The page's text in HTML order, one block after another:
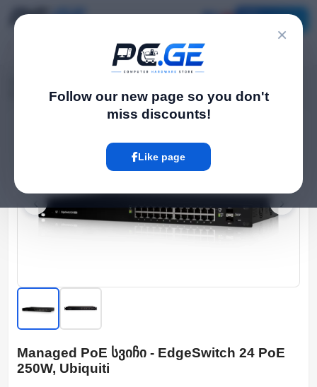
×
Follow our new page so you don't
miss discounts!
Like page
Managed PoE სვიჩი - EdgeSwitch 24 PoE 250W, Ubiquiti
‹
Managed PoE სვიჩი - EdgeSwitch 24 PoE
250W, Ubiquiti